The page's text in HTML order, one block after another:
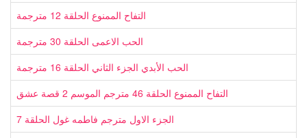
التفاح الممنوع الحلقة 12 مترجمة
الحب الاعمى الحلقة 30 مترجمة
الحب الأبدي الجزء الثاني الحلقة 16 مترجمة
التفاح الممنوع الحلقة 46 مترجم الموسم 2 قصة عشق
الجزء الاول مترجم فاطمه غول الحلقة 7